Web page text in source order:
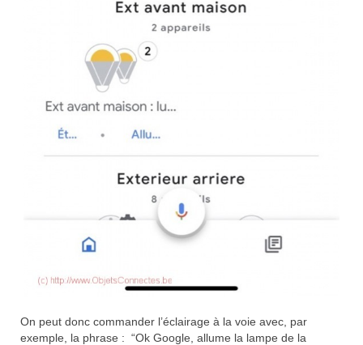
On peut donc commander l’éclairage à la voie avec, par
exemple, la phrase : “Ok Google, allume la lampe de la